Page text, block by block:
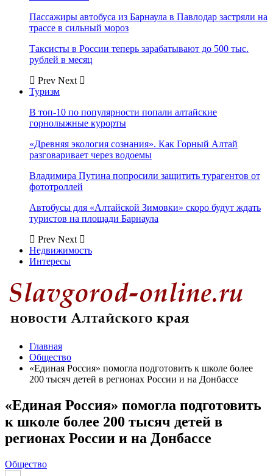
Пассажиры автобуса из Барнаула в Павлодар застряли на
трассе в сильный мороз
Таксисты в России теперь зарабатывают до 500 тыс.
рублей в месяц
Prev Next
Туризм
В топ-10 по популярности попали алтайские
горнолыжные курорты
«Древняя экология сознания». Как Горный Алтай
разговаривает через водоемы
Владимира Путина попросили защитить турагентов от
фототроллей
Автобусы для «Алтайской Зимовки» скоро будут ждать
туристов на площади Барнаула
Prev Next
Недвижимость
Интересы
Главная
Общество
«Единая Россия» помогла подготовить к школе более
200 тысяч детей в регионах России и на Донбассе
«Единая Россия» помогла подготовить
к школе более 200 тысяч детей в
регионах России и на Донбассе
Общество